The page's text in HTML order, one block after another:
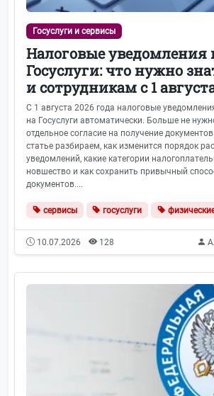
Госуслуги и сервисы
Налоговые уведомления
Госуслуги: что нужно
и сотрудникам с 1
С 1 августа 2026 года налоговые
на Госуслуги автоматически. Больше не
отдельное согласие на получение
статье разбираем, как изменится порядок
уведомлений, какие категории
новшество и как сохранить привычный
документов....
сервисы госуслуги
10.07.2026 128